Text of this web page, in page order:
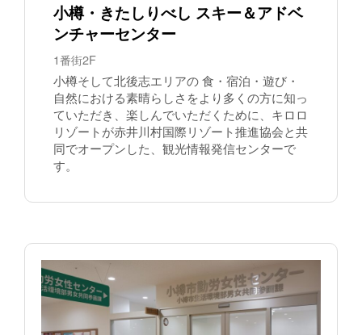
小樽・きたしりべし スキー＆アドベ
ンチャーセンター
1番街2F
小樽そして北後志エリアの 食・宿泊・遊び・
自然における素晴らしさをより多くの方に知っ
ていただき、楽しんでいただくために、キロロ
リゾートが赤井川村国際リゾート推進協会と共
同でオープンした、観光情報発信センターで
す。